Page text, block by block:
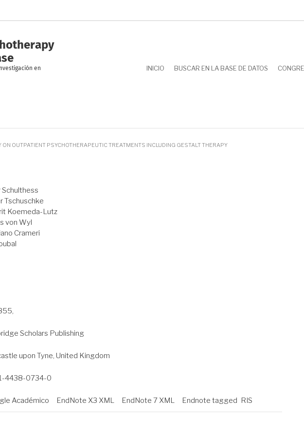
en
INICIO BUSCAR EN LA BASE DE DATOS
OUTPATIENT PSYCHOTHERAPEUTIC TREATMENTS INCLUDING GESTALT THERAPY
Schulthess
Tschuschke
Koemeda-Lutz
von Wyl
Crameri
Scholars Publishing
upon Tyne, United Kingdom
4438-0734-0
Académico EndNote X3 XML EndNote 7 XML Endnote tagged RIS